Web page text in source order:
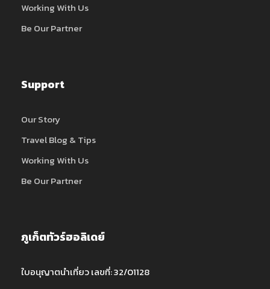
Working With Us
Be Our Partner
Support
Our Story
Travel Blog & Tips
Working With Us
Be Our Partner
ภูเก็ตทัวร์ฮอลิเดย์
ใบอนุญาตนำเที่ยว เลขที่: 32/01128